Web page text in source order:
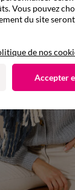
Vous pouvez
du site
de nos
Accepter